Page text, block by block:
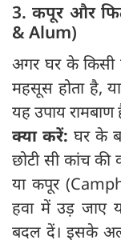
3. कपूर और
& Alum)
अगर घर के किसी
महसूस होता है,
यह उपाय रामबाण
क्या करें:घर के
छोटी सी कांच
या कपूर
हवा में उड़ जाए
बदल दें। इसके